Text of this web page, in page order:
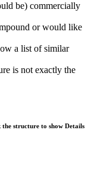
be) commercially
or would like
a list of similar
is not exactly the
the structure to show Details